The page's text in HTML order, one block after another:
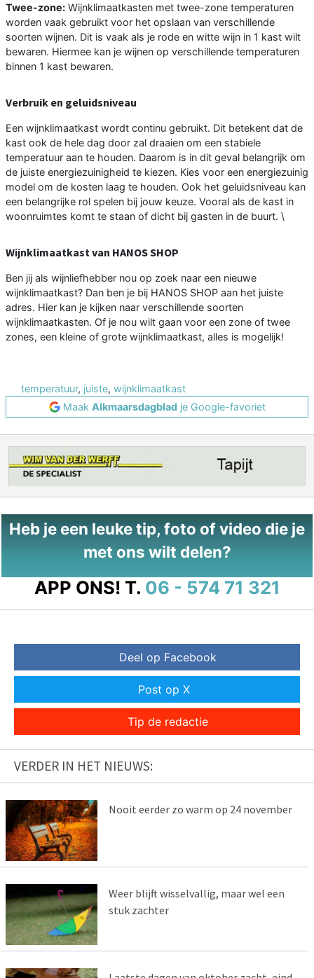
Twee-zone: Wijnklimaatkasten met twee-zone temperaturen
worden vaak gebruikt voor het opslaan van verschillende
soorten wijnen. Dit is vaak als je rode en witte wijn in 1 kast wilt
bewaren. Hiermee kan je wijnen op verschillende temperaturen
binnen 1 kast bewaren.
Verbruik en geluidsniveau
Een wijnklimaatkast wordt continu gebruikt. Dit betekent dat de
kast ook de hele dag door zal draaien om een stabiele
temperatuur aan te houden. Daarom is in dit geval belangrijk om
de juiste energiezuinigheid te kiezen. Kies voor een energiezuinig
model om de kosten laag te houden. Ook het geluidsniveau kan
een belangrijke rol spelen bij jouw keuze. Vooral als de kast in
woonruimtes komt te staan of dicht bij gasten in de buurt. \
Wijnklimaatkast van HANOS SHOP
Ben jij als wijnliefhebber nou op zoek naar een nieuwe
wijnklimaatkast? Dan ben je bij HANOS SHOP aan het juiste
adres. Hier kan je kijken naar verschillende soorten
wijnklimaatkasten. Of je nou wilt gaan voor een zone of twee
zones, een kleine of grote wijnklimaatkast, alles is mogelijk!
temperatuur, juiste, wijnklimaatkast
Maak Alkmaarsdagbladje Google-favoriet
Heb je een leuke tip, foto of video die je
met ons wilt delen?
APP ONS! T. 06 - 574 71 321
Deel op Facebook
Post op X
Tip de redactie
VERDER IN HET NIEUWS:
Nooit eerder zo warm op 24 november
Weer blijft wisselvallig, maar wel een
stuk zachter